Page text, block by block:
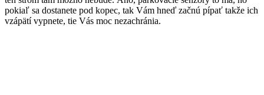
pokiaľ sa dostanete pod kopec, tak Vám hneď začnú pípať takže ich
vzápätí vypnete, tie Vás moc nezachránia.